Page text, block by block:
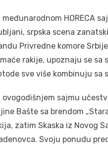
međunarodnom HORECA
srpska scena
Privredne komore
rakije, upoznaju se
sve više kombinuju sa
ovogodišnjem sajmu
Bašte sa brendom
zatim Skaska iz Novog
Svoju ponudu